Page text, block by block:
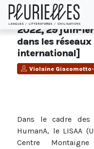
2022, 29 juin-
dans les
international]
Violaine
Dans le cadre
HumanA, le LISAA
Centre